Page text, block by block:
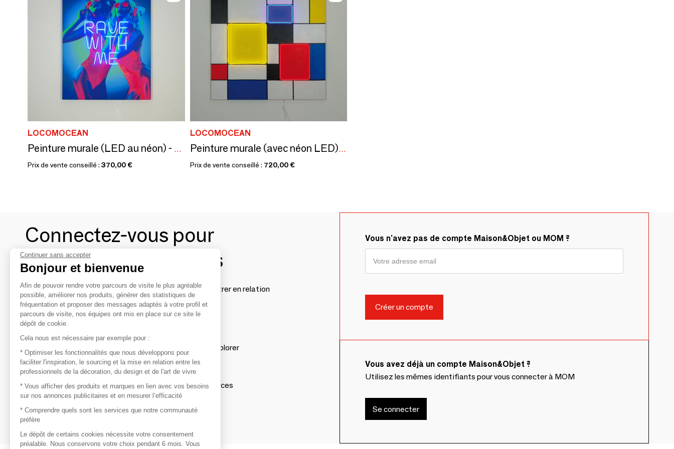
LOCOMOCEAN
Peinture murale (LED au néon) - Rave With Me
Prix de vente conseillé : 370,00 €
LOCOMOCEAN
Peinture murale (avec néon LED) - inspirée par Mondrian
Prix de vente conseillé : 720,00 €
Connectez-vous pour
contacter les marques
Afin de profiter au mieux de l'expérience MOM et de rentrer en relation
avec vos marques préférées, créez-vous un compte.
Découvrir
Les produits de milliers de fournisseurs à explorer
S'inspirer
Inspiration et sélections de produits tendances
Contacter
Vous n'avez pas de compte Maison&Objet ou MOM ?
Vous avez déjà un compte Maison&Objet ?
Utilisez les mêmes identifiants pour vous connecter à MOM
Se connecter
Continuer sans accepter
Bonjour et bienvenue
Afin de pouvoir rendre votre parcours de visite le plus agréable
possible, améliorer nos produits, générer des statistiques de
fréquentation et proposer des messages adaptés à votre profil et
parcours de visite, nos équipes ont mis en place sur ce site le
dépôt de cookie.
Cela nous est nécessaire par exemple pour :
* Optimiser les fonctionnalités que nous développons pour
faciliter l'inspiration, le sourcing et la mise en relation entre les
professionnels de la décoration, du design et de l'art de vivre
* Vous afficher des produits et marques en lien avec vos besoins
sur nos annonces publicitaires et en mesurer l’efficacité
* Comprendre quels sont les services que notre communauté
préfère
Le dépôt de certains cookies nécessite votre consentement
préalable. Nous conservons votre choix pendant 6 mois. Vous